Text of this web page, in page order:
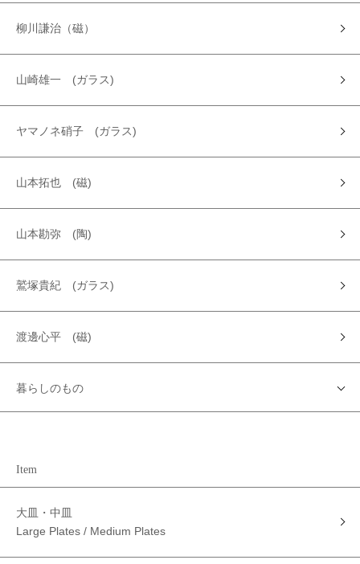
柳川謙治（磁）
山崎雄一 (ガラス)
ヤマノネ硝子 (ガラス)
山本拓也 (磁)
山本勘弥 (陶)
鷲塚貴紀 (ガラス)
渡邊心平 (磁)
暮らしのもの
Item
大皿・中皿
Large Plates / Medium Plates